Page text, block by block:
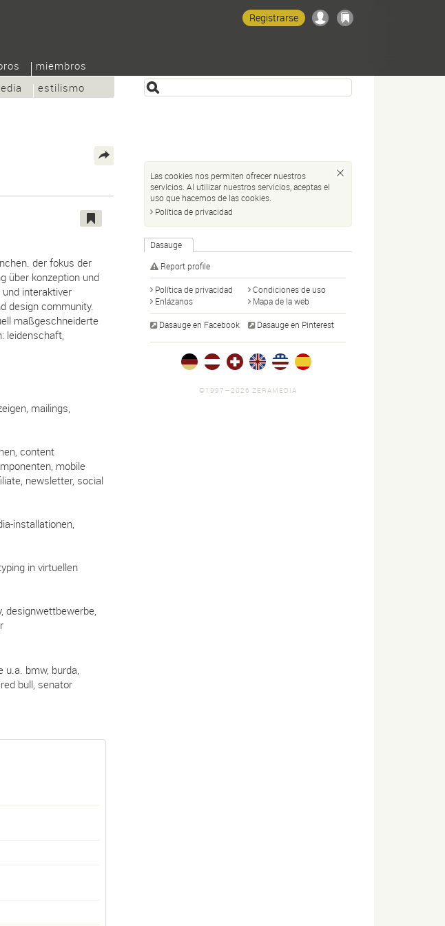
estilismo
miembros
Registrarse
der fokus der
über konzeption und
interaktiver
design community.
maßgeschneiderte
leidenschaft,
mailings,
content
mobile
newsletter, social
installationen,
in virtuellen
designwettbewerbe,
bmw, burda,
bull, senator
Las cookies nos permiten ofrecer nuestros
servicios. Al utilizar nuestros servicios, aceptas el
uso que hacemos de las cookies.
Política de privacidad
Dasauge
Report profile
Política de privacidad
Condiciones de uso
Enlázanos
Mapa de la web
Dasauge en Facebook Dasauge en Pinterest
©1997—2026 ZERAMEDIA